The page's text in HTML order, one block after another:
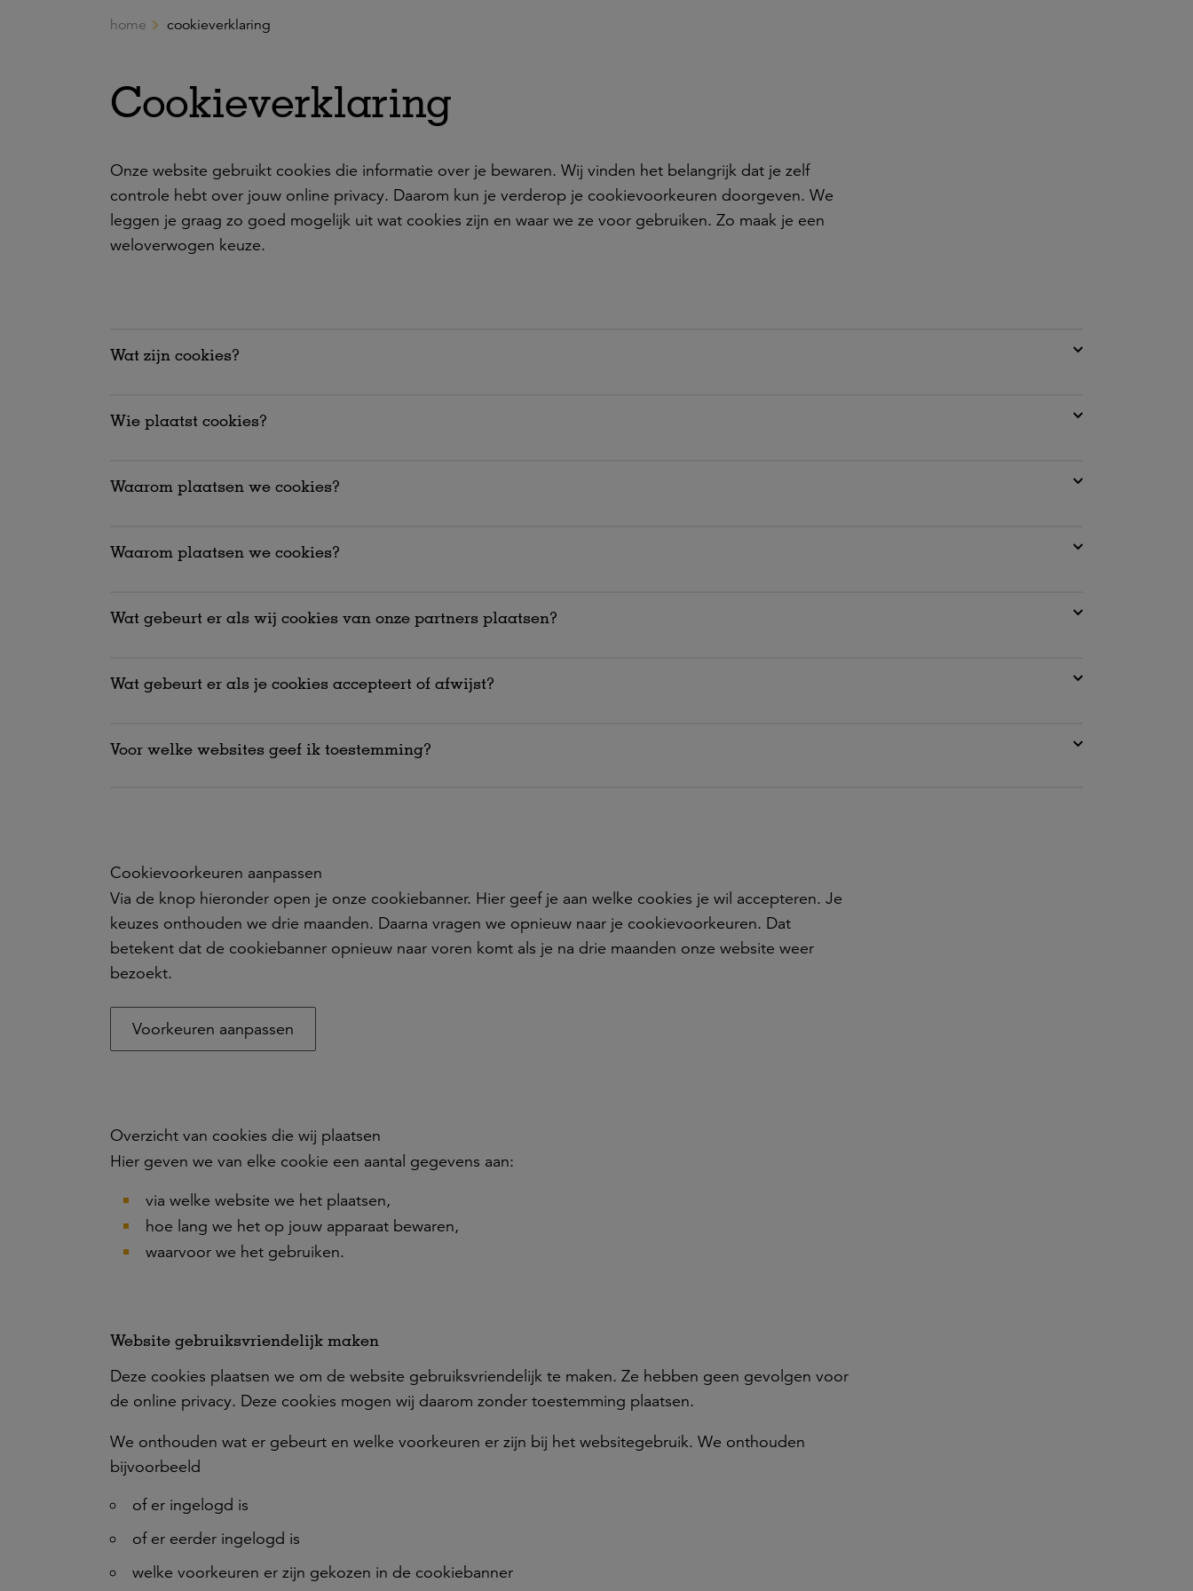
Ga naar de hoofdinhoud
home cookieverklaring
Cookieverklaring
Onze website gebruikt cookies die informatie over je bewaren. Wij vinden het belangrijk dat je zelf
controle hebt over jouw online privacy. Daarom kun je verderop je cookievoorkeuren doorgeven. We
leggen je graag zo goed mogelijk uit wat cookies zijn en waar we ze voor gebruiken. Zo maak je een
weloverwogen keuze.
Wat zijn cookies?
Wie plaatst cookies?
Waarom plaatsen we cookies?
Waarom plaatsen we cookies?
Wat gebeurt er als wij cookies van onze partners plaatsen?
Wat gebeurt er als je cookies accepteert of afwijst?
Voor welke websites geef ik toestemming?
Cookievoorkeuren aanpassen
Via de knop hieronder open je onze cookiebanner. Hier geef je aan welke cookies je wil accepteren. Je
keuzes onthouden we drie maanden. Daarna vragen we opnieuw naar je cookievoorkeuren. Dat
betekent dat de cookiebanner opnieuw naar voren komt als je na drie maanden onze website weer
bezoekt.
Voorkeuren aanpassen
Overzicht van cookies die wij plaatsen
Hier geven we van elke cookie een aantal gegevens aan:
via welke website we het plaatsen,
hoe lang we het op jouw apparaat bewaren,
waarvoor we het gebruiken.
Website gebruiksvriendelijk maken
Deze cookies plaatsen we om de website gebruiksvriendelijk te maken. Ze hebben geen gevolgen voor
de online privacy. Deze cookies mogen wij daarom zonder toestemming plaatsen.
We onthouden wat er gebeurt en welke voorkeuren er zijn bij het websitegebruik. We onthouden
bijvoorbeeld
of er ingelogd is
of er eerder ingelogd is
welke voorkeuren er zijn gekozen in de cookiebanner